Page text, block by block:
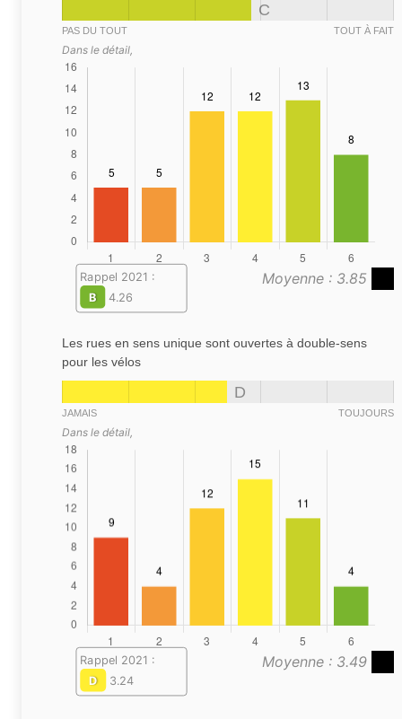
C
PAS DU TOUT TOUT À FAIT
Dans le détail,
Moyenne : 3.85
Rappel 2021 :
B
4.26
Les rues en sens unique sont ouvertes à double-sens
pour les vélos
D
JAMAIS TOUJOURS
Dans le détail,
Moyenne : 3.49
Rappel 2021 :
D
3.24